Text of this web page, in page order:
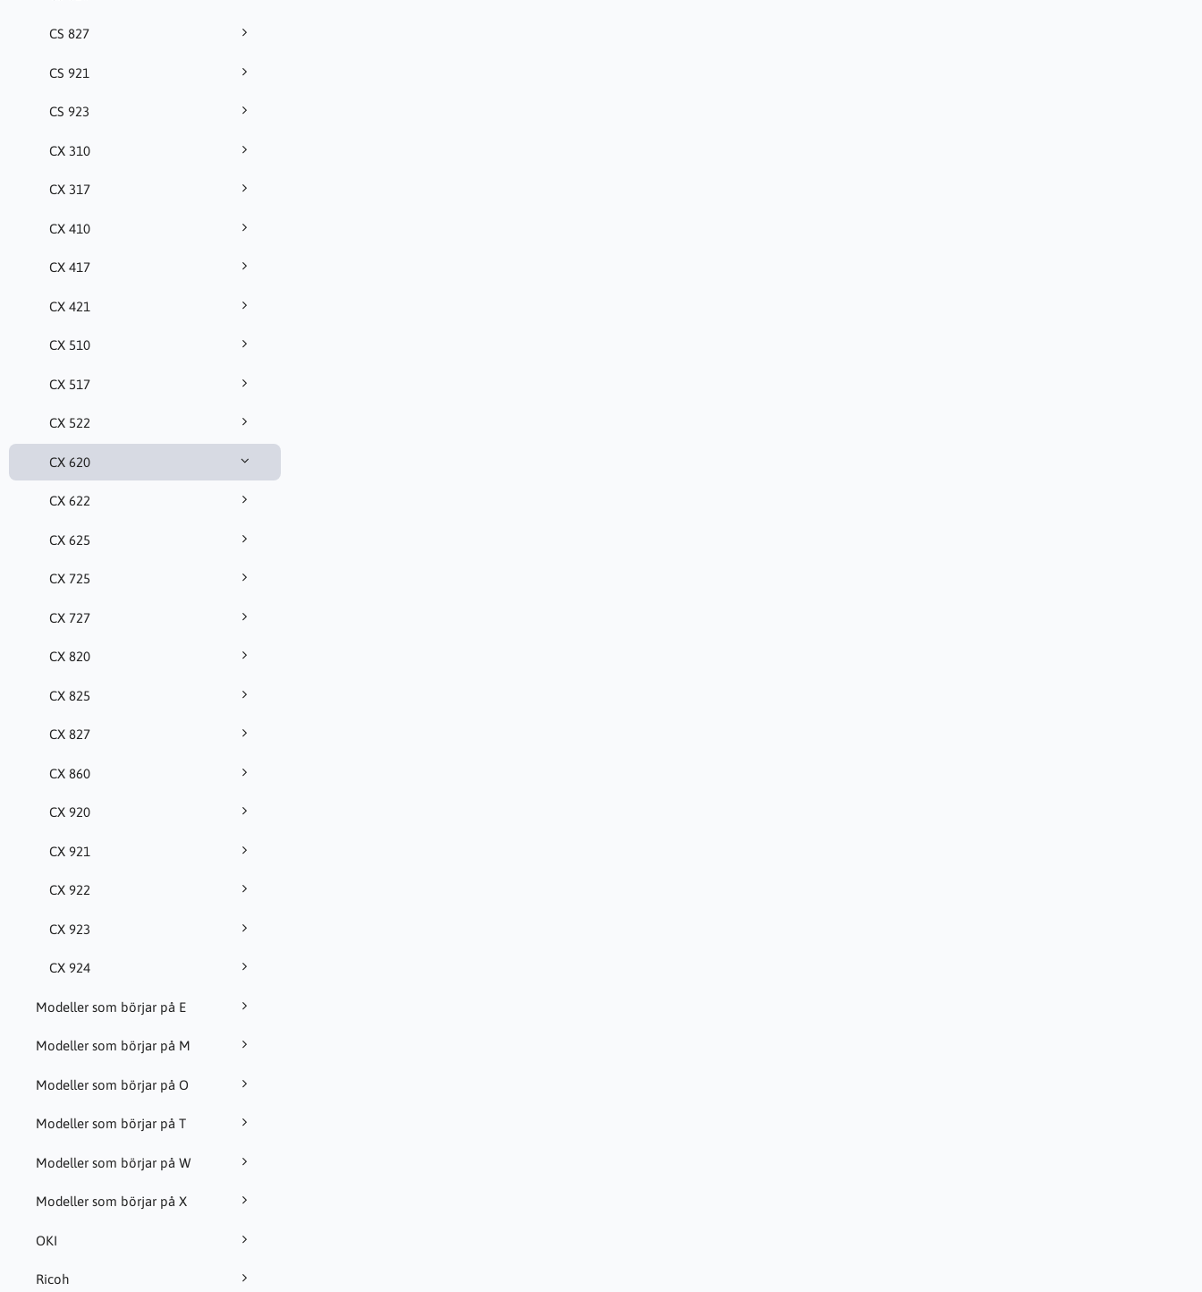
CS 827
CS 921
CS 923
CX 310
CX 317
CX 410
CX 417
CX 421
CX 510
CX 517
CX 522
CX 620
CX 622
CX 625
CX 725
CX 727
CX 820
CX 825
CX 827
CX 860
CX 920
CX 921
CX 922
CX 923
CX 924
Modeller som börjar på E
Modeller som börjar på M
Modeller som börjar på O
Modeller som börjar på T
Modeller som börjar på W
Modeller som börjar på X
OKI
Ricoh